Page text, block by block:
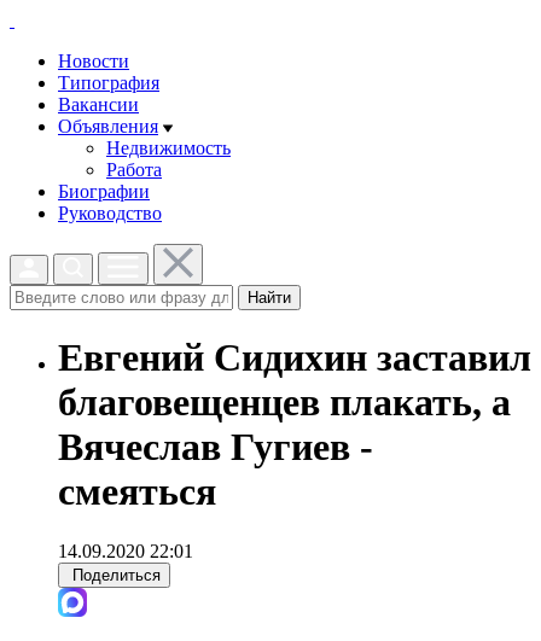
Новости
Типография
Вакансии
Объявления
Недвижимость
Работа
Биографии
Руководство
Найти
Евгений Сидихин заставил
благовещенцев плакать, а
Вячеслав Гугиев -
смеяться
14.09.2020 22:01
Поделиться